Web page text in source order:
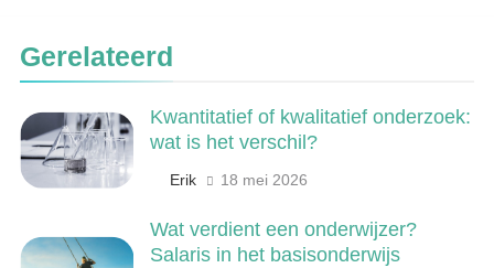
Gerelateerd
Kwantitatief of kwalitatief onderzoek:
wat is het verschil?
Erik 18 mei 2026
Wat verdient een onderwijzer?
Salaris in het basisonderwijs
De 538 Ochtendshow: dit moet je
weten over het populairste